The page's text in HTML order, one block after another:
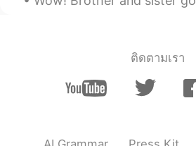
緑があるとやっぱり見
ติดตามเรา